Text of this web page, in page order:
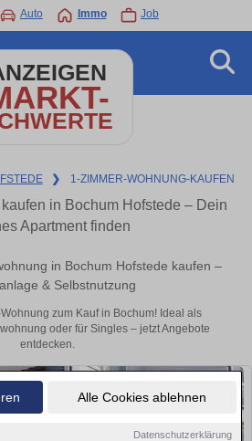
Alle Cookies ablehnen
Datenschutzerklärung
Auto Immo Job
❯ 1-ZIMMER-WOHNUNG-KAUFEN
in Bochum Hofstede – Dein
Apartment finden
in Bochum Hofstede kaufen –
& Selbstnutzung
zum Kauf in Bochum! Ideal als
oder für Singles – jetzt Angebote
entdecken.